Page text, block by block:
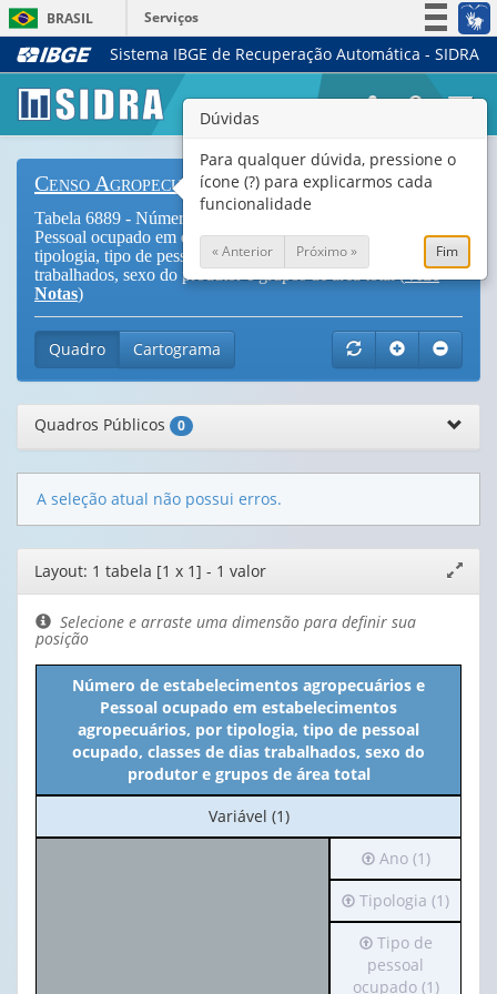
BRASIL
Serviços
Simplifique!
Legislação
Canais
Sistema IBGE de Recuperação Automática - SIDRA
Censo Agropecuário
Tabela 6889 - Número de estabelecimentos agropecuários e
Pessoal ocupado em estabelecimentos agropecuários, por
tipologia, tipo de pessoal ocupado, classes de dias
trabalhados, sexo do produtor e grupos de área total (
Vide
Notas)
Quadro Cartograma
Quadros Públicos 0
A seleção atual não possui erros.
Editor
de
layout
janela
Layout: 1 tabela [1 x 1] - 1 valor
Selecione e arraste uma dimensão para definir sua
posição
Número de estabelecimentos agropecuários e
Pessoal ocupado em estabelecimentos
agropecuários, por tipologia, tipo de pessoal
ocupado, classes de dias trabalhados, sexo do
produtor e grupos de área total
No
cabeçalho:
Variável (1)
Irá
para
o
cabeçalho
(possui
apenas
Ano (1)
Irá
para
cabeçalho
(possui
Tipologia (1)
Irá
para
o
Tipo de
pessoal
ocupado (1)
Dúvidas
Para qualquer dúvida, pressione o
ícone (?) para explicarmos cada
funcionalidade
« Anterior Próximo » Fim